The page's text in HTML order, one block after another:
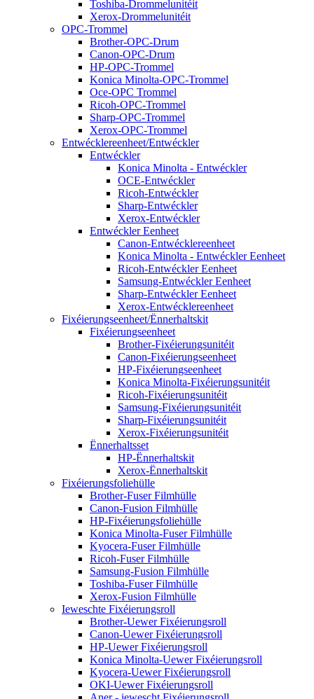
Toshiba-Drommelunitéit
Xerox-Drommelunitéit
OPC-Trommel
Brother-OPC-Drum
Canon-OPC-Drum
HP-OPC-Trommel
Konica Minolta-OPC-Trommel
Oce-OPC Trommel
Ricoh-OPC-Trommel
Sharp-OPC-Trommel
Xerox-OPC-Trommel
Entwécklereenheet/Entwéckler
Entwéckler
Konica Minolta - Entwéckler
OCE-Entwéckler
Ricoh-Entwéckler
Sharp-Entwéckler
Xerox-Entwéckler
Entwéckler Eenheet
Canon-Entwécklereenheet
Konica Minolta - Entwéckler Eenheet
Ricoh-Entwéckler Eenheet
Samsung-Entwéckler Eenheet
Sharp-Entwéckler Eenheet
Xerox-Entwécklereenheet
Fixéierungseenheet/Ënnerhaltskit
Fixéierungseenheet
Brother-Fixéierungsunitéit
Canon-Fixéierungseenheet
HP-Fixéierungseenheet
Konica Minolta-Fixéierungsunitéit
Ricoh-Fixéierungsunitéit
Samsung-Fixéierungsunitéit
Sharp-Fixéierungsunitéit
Xerox-Fixéierungsunitéit
Ënnerhaltsset
HP-Ënnerhaltskit
Xerox-Ënnerhaltskit
Fixéierungsfoliehülle
Brother-Fuser Filmhülle
Canon-Fusion Filmhülle
HP-Fixéierungsfoliehülle
Konica Minolta-Fuser Filmhülle
Kyocera-Fuser Filmhülle
Ricoh-Fuser Filmhülle
Samsung-Fusion Filmhülle
Toshiba-Fuser Filmhülle
Xerox-Fusion Filmhülle
Ieweschte Fixéierungsroll
Brother-Uewer Fixéierungsroll
Canon-Uewer Fixéierungsroll
HP-Uewer Fixéierungsroll
Konica Minolta-Uewer Fixéierungsroll
Kyocera-Uewer Fixéierungsroll
OKI-Uewer Fixéierungsroll